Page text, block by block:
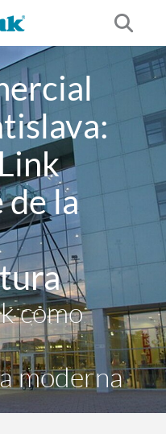
la
como
moderna